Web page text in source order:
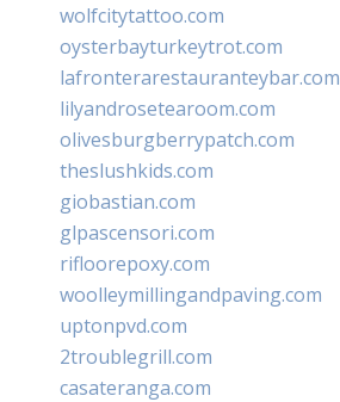
wolfcitytattoo.com
oysterbayturkeytrot.com
lafronterarestauranteybar.com
lilyandrosetearoom.com
olivesburgberrypatch.com
theslushkids.com
giobastian.com
glpascensori.com
rifloorepoxy.com
woolleymillingandpaving.com
uptonpvd.com
2troublegrill.com
casateranga.com